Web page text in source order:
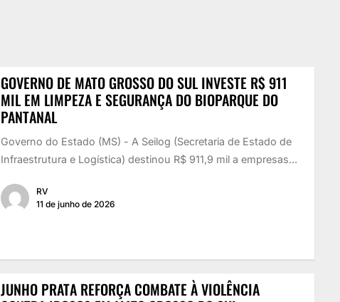
GOVERNO DE MATO GROSSO DO SUL INVESTE R$ 911
MIL EM LIMPEZA E SEGURANÇA DO BIOPARQUE DO
PANTANAL
Governo do Estado (MS) - A Seilog (Secretaria de Estado de
Infraestrutura e Logística) destinou R$ 911,9 mil a empresas...
RV
11 de junho de 2026
JUNHO PRATA REFORÇA COMBATE À VIOLÊNCIA